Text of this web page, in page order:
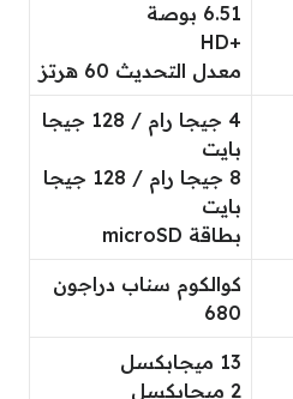
6.51 بوصة
+HD
معدل التحديث 60 هرتز
4 جيجا رام / 128 جيجا
بايت
8 جيجا رام / 128 جيجا
بايت
بطاقة microSD
كوالكوم سناب دراجون
680
13 ميجابكسل
2 ميجابكسل